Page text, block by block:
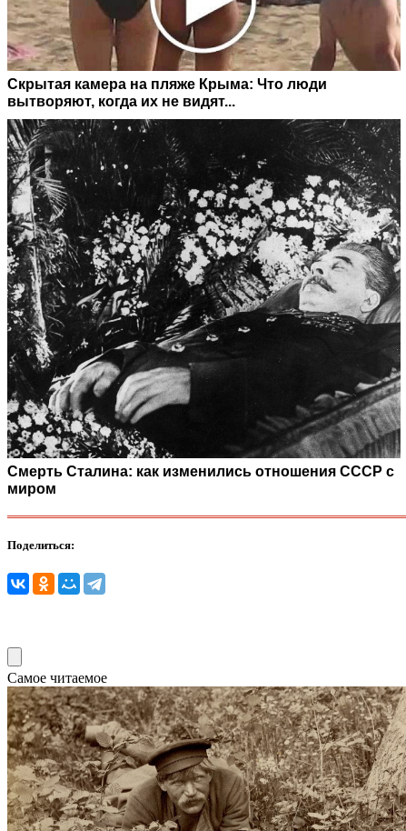
Скрытая камера на пляже Крыма: Что люди
вытворяют, когда их не видят...
Смерть Сталина: как изменились отношения СССР с
миром
Поделиться:
Самое читаемое